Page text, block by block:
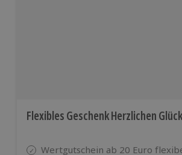
Flexibles Geschenk Herzlichen
Wertgutschein ab 20 Euro